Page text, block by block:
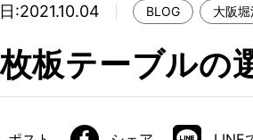
ついて
:2021.10.04 BLOG 大阪
板テーブルの